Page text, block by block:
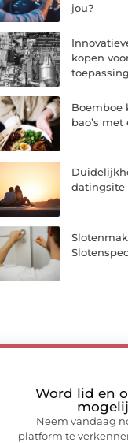
jou?
kopen
Boemboe
bao’s
datingsite
Word lid en
Neem vandaag
platform te